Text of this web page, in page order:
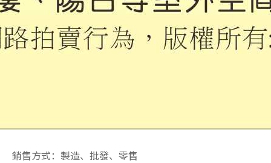
銷售方式：製造、批發、零售